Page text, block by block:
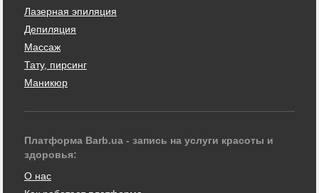
Лазерная эпиляция
Депиляция
Массаж
Тату, пирсинг
Маникюр
Платформа Barb.ua - запись на услуги красоты и
здоровья:
О нас